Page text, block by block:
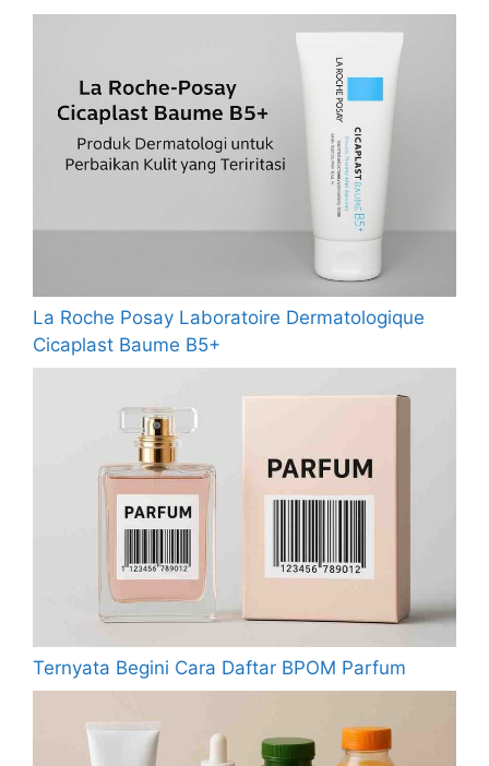
La Roche Posay Laboratoire Dermatologique
Cicaplast Baume B5+
Ternyata Begini Cara Daftar BPOM Parfum